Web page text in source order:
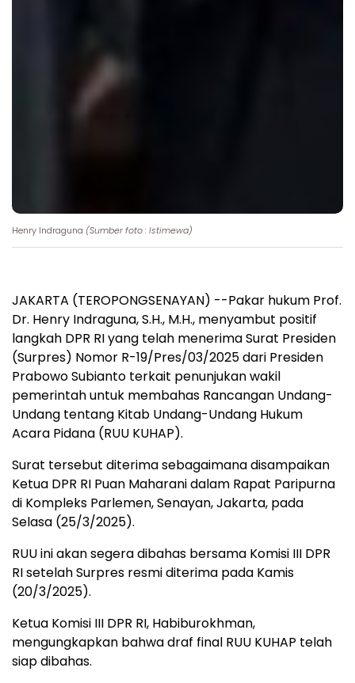
Henry Indraguna (Sumber foto : Istimewa)
JAKARTA (TEROPONGSENAYAN) --Pakar hukum Prof.
Dr. Henry Indraguna, S.H., M.H., menyambut positif
langkah DPR RI yang telah menerima Surat Presiden
(Surpres) Nomor R-19/Pres/03/2025 dari Presiden
Prabowo Subianto terkait penunjukan wakil
pemerintah untuk membahas Rancangan Undang-
Undang tentang Kitab Undang-Undang Hukum
Acara Pidana (RUU KUHAP).
Surat tersebut diterima sebagaimana disampaikan
Ketua DPR RI Puan Maharani dalam Rapat Paripurna
di Kompleks Parlemen, Senayan, Jakarta, pada
Selasa (25/3/2025).
RUU ini akan segera dibahas bersama Komisi III DPR
RI setelah Surpres resmi diterima pada Kamis
(20/3/2025).
Ketua Komisi III DPR RI, Habiburokhman,
mengungkapkan bahwa draf final RUU KUHAP telah
siap dibahas.